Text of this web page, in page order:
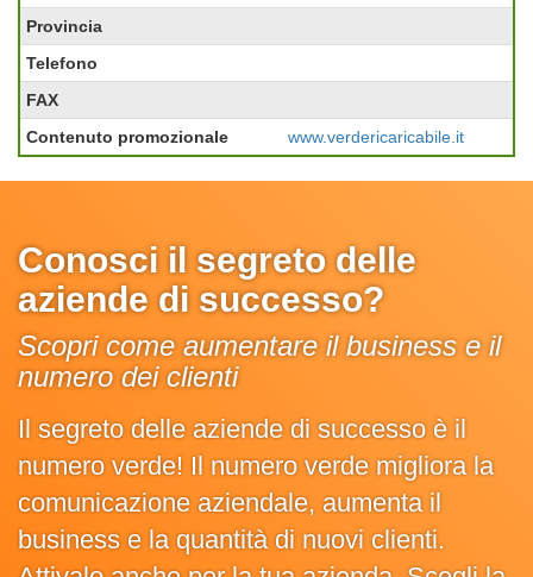
Provincia
Telefono
FAX
Contenuto promozionale
www.verdericaricabile.it
Conosci il segreto delle
aziende di successo?
Scopri come aumentare il business e il
numero dei clienti
Il segreto delle aziende di successo è il
numero verde! Il numero verde migliora la
comunicazione aziendale, aumenta il
business e la quantità di nuovi clienti.